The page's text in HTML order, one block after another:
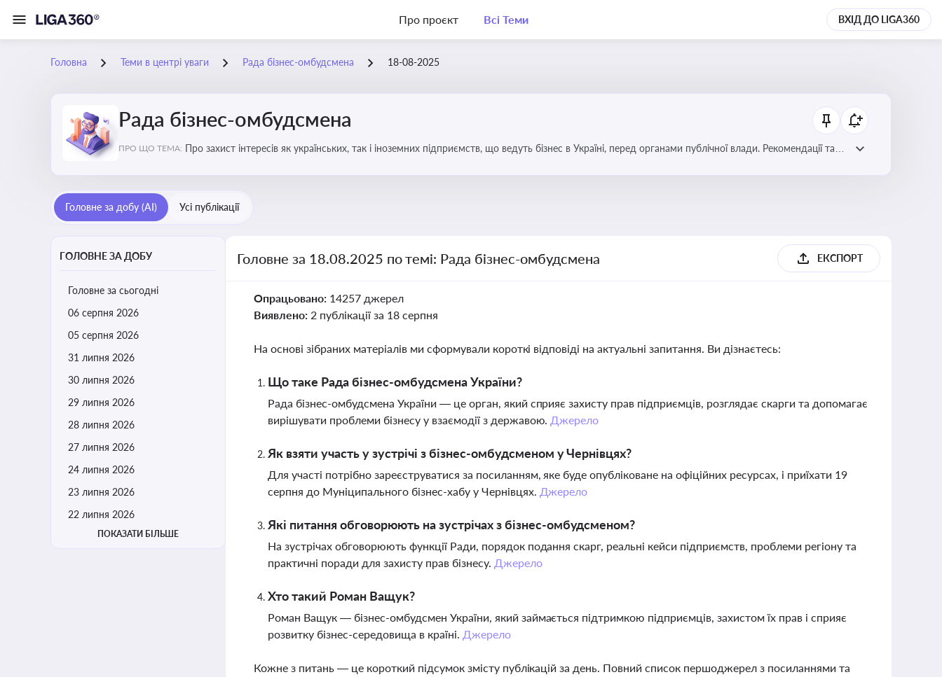
Про проєкт Всі Теми ВХІД ДО LIGA360
Головна Теми в центрі уваги Рада бізнес-омбудсмена 18-08-2025
Рада бізнес-омбудсмена
ПРО ЩО ТЕМА: Про захист інтересів як українських, так і іноземних підприємств, що ведуть бізнес в Україні, перед органами публічної влади. Рекомендації та
Головне за добу (AI) Усі публікації
ГОЛОВНЕ ЗА ДОБУ
Головне за сьогодні
06 серпня 2026
05 серпня 2026
31 липня 2026
30 липня 2026
29 липня 2026
28 липня 2026
27 липня 2026
24 липня 2026
23 липня 2026
22 липня 2026
ПОКАЗАТИ БІЛЬШЕ
Головне за 18.08.2025 по темі: Рада бізнес-омбудсмена ЕКСПОРТ
Опрацьовано: 14257 джерел
Виявлено: 2 публікації за 18 серпня
На основі зібраних матеріалів ми сформували короткі відповіді на актуальні запитання. Ви дізнаєтесь:
Що таке Рада бізнес-омбудсмена України?
Рада бізнес-омбудсмена України — це орган, який сприяє захисту прав підприємців, розглядає скарги та допомагає
вирішувати проблеми бізнесу у взаємодії з державою. Джерело
Як взяти участь у зустрічі з бізнес-омбудсменом у Чернівцях?
Для участі потрібно зареєструватися за посиланням, яке буде опубліковане на офіційних ресурсах, і приїхати 19
серпня до Муніципального бізнес-хабу у Чернівцях. Джерело
Які питання обговорюють на зустрічах з бізнес-омбудсменом?
На зустрічах обговорюють функції Ради, порядок подання скарг, реальні кейси підприємств, проблеми регіону та
практичні поради для захисту прав бізнесу. Джерело
Хто такий Роман Ващук?
Роман Ващук — бізнес-омбудсмен України, який займається підтримкою підприємців, захистом їх прав і сприяє
розвитку бізнес-середовища в країні. Джерело
Кожне з питань — це короткий підсумок змісту публікацій за день. Повний список першоджерел з посиланнями та